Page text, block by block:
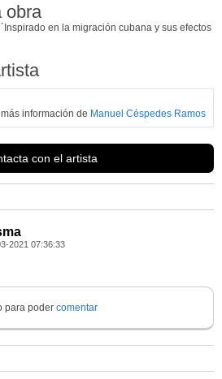
obra
en la migración cubana y sus efectos
información de Manuel Céspedes Ramos
con el artista
2021 07:36:33
para poder comentar